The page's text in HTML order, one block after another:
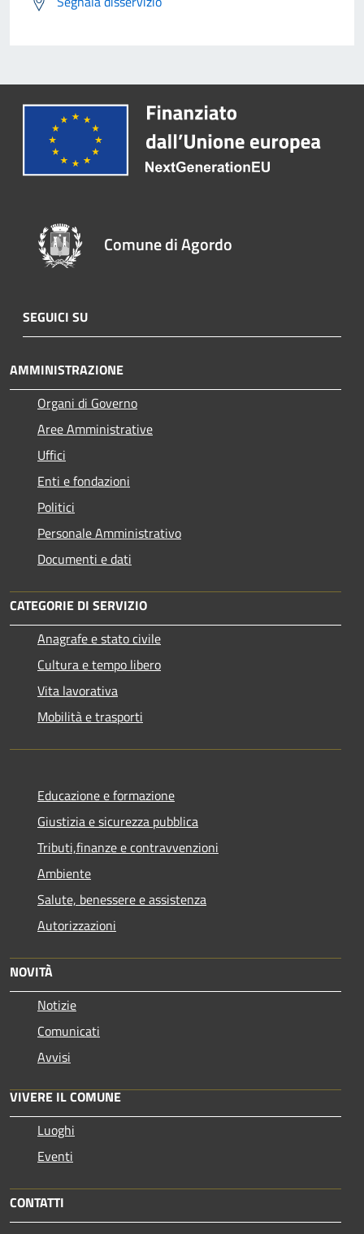
Comune di Agordo
SEGUICI SU
AMMINISTRAZIONE
Organi di Governo
Aree Amministrative
Uffici
Enti e fondazioni
Politici
Personale Amministrativo
Documenti e dati
CATEGORIE DI SERVIZIO
Anagrafe e stato civile
Cultura e tempo libero
Vita lavorativa
Mobilità e trasporti
Educazione e formazione
Giustizia e sicurezza pubblica
Tributi,finanze e contravvenzioni
Ambiente
Salute, benessere e assistenza
Autorizzazioni
NOVITÀ
Notizie
Comunicati
Avvisi
VIVERE IL COMUNE
Luoghi
Eventi
CONTATTI